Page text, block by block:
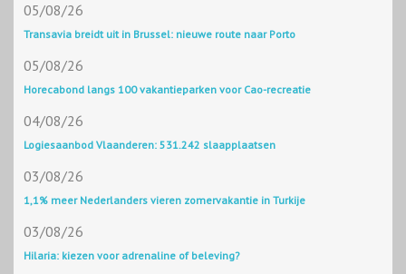
05/08/26
Transavia breidt uit in Brussel: nieuwe route naar Porto
05/08/26
Horecabond langs 100 vakantieparken voor Cao-recreatie
04/08/26
Logiesaanbod Vlaanderen: 531.242 slaapplaatsen
03/08/26
1,1% meer Nederlanders vieren zomervakantie in Turkije
03/08/26
Hilaria: kiezen voor adrenaline of beleving?